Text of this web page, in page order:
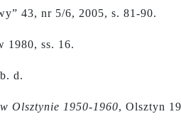
43, nr 5/6, 2005, s. 81-90.
1980, ss. 16.
d.
Olsztynie 1950-1960, Olsztyn